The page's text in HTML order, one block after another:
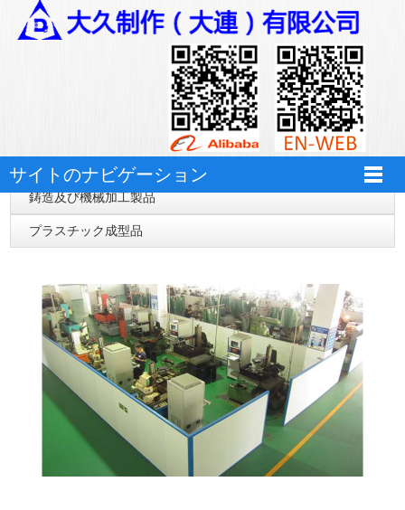
万搏体育
サイトのナビゲーション
自動化設備
鋳造及び機械加工製品
プラスチック成型品